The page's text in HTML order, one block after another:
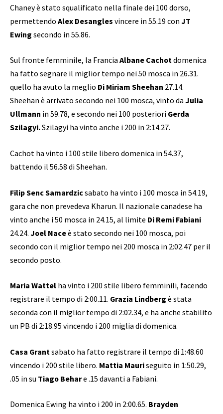
Chaney è stato squalificato nella finale dei 100 dorso,
permettendo Alex Desangles vincere in 55.19 con JT
Ewing secondo in 55.86.
Sul fronte femminile, la Francia Albane Cachotdomenica
ha fatto segnare il miglior tempo nei 50 mosca in 26.31.
quello ha avuto la meglio Di Miriam Sheehan 27.14.
Sheehan è arrivato secondo nei 100 mosca, vinto da Julia
Ullmann in 59.78, e secondo nei 100 posteriori Gerda
Szilagyi.Szilagyi ha vinto anche i 200 in 2:14.27.
Cachot ha vinto i 100 stile libero domenica in 54.37,
battendo il 56.58 di Sheehan.
Filip Senc Samardzicsabato ha vinto i 100 mosca in 54.19,
gara che non prevedeva Kharun. Il nazionale canadese ha
vinto anche i 50 mosca in 24.15, al limite Di Remi Fabiani
24.24. Joel Naceè stato secondo nei 100 mosca, poi
secondo con il miglior tempo nei 200 mosca in 2:02.47 per il
secondo posto.
Maria Wattel ha vinto i 200 stile libero femminili, facendo
registrare il tempo di 2:00.11. Grazia Lindberg è stata
seconda con il miglior tempo di 2:02.34, e ha anche stabilito
un PB di 2:18.95 vincendo i 200 miglia di domenica.
Casa Grant sabato ha fatto registrare il tempo di 1:48.60
vincendo i 200 stile libero. Mattia Mauriseguito in 1:50.29,
.05 in su Tiago Behare .15 davanti a Fabiani.
Domenica Ewing ha vinto i 200 in 2:00.65. Brayden